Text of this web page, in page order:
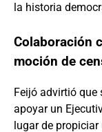
la historia
Colaboración
moción de
Feijó advirtió que
apoyar un
lugar de